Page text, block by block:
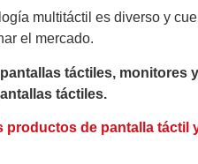
multitáctil es diverso y
el mercado.
táctiles,
táctiles.
productos de pantalla táctil